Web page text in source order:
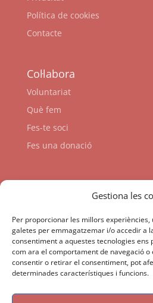
Gestiona les
Per proporcionar les millors
galetes per emmagatzemar i/o accedir a
consentiment a aquestes tecnologies
com ara el comportament de navegació o
consentir o retirar el consentiment, pot
determinades característiques i funcions.
Política de cookies
Contacte
Col·labora
Voluntariat
Què fem
Fes-te soci
Fes una donació